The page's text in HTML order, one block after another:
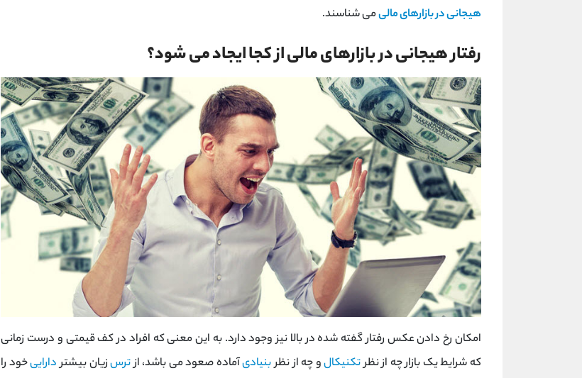
هیجانی در بازارهای مالیمی شناسند.
رفتار هیجانی در بازارهای مالی از کجا ایجاد می شود؟
امکان رخ دادن عکس رفتار گفته شده در بالا نیز وجود دارد. به این معنی که افراد در کف قیمتی و درست زمانی
که شرایط یک بازار چه از نظرتکنیکالو چه از نظربنیادیآماده صعود می باشد، ازترسزیان بیشترداراییخود را